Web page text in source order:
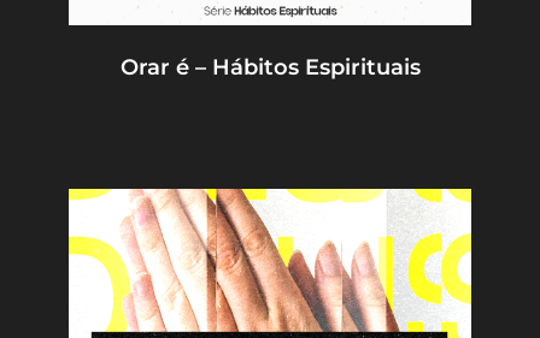
Orar é – Hábitos Espirituais